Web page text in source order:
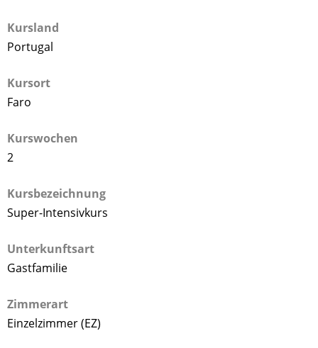
Kursland
Portugal
Kursort
Faro
Kurswochen
2
Kursbezeichnung
Super-Intensivkurs
Unterkunftsart
Gastfamilie
Zimmerart
Einzelzimmer (EZ)